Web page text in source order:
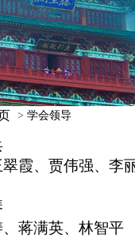
> 学会领导
霞、贾伟强、李
蒋满英、林智平